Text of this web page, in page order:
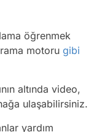
öğrenmek
motoru gibi
altında video,
ulaşabilirsiniz.
yardım